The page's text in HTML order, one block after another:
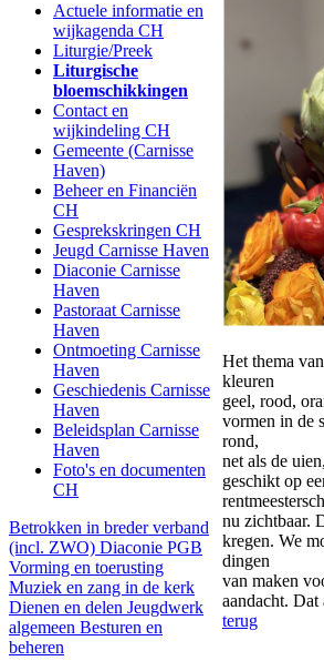
Actuele informatie en
wijkagenda CH
Liturgie/Preek
Liturgische
bloemschikkingen
Contact en
wijkindeling CH
Gemeente (Carnisse
Haven)
Beheer en Financiën
CH
Gesprekskringen CH
Jeugd Carnisse Haven
Diaconie Carnisse
Haven
Pastoraat Carnisse
Haven
Ontmoeting Carnisse
Haven
Geschiedenis Carnisse
Haven
Beleidsplan Carnisse
Haven
Foto's en documenten
CH
Betrokken in breder verband
(incl. ZWO) Diaconie PGB
Vorming en toerusting
Muziek en zang in de kerk
Dienen en delen Jeugdwerk
algemeen Besturen en
beheren
Het thema
kleuren
geel, rood,
vormen in de
rond,
net als de
geschikt op
nu zichtbaar.
kregen. We
dingen
van maken
aandacht.
terug